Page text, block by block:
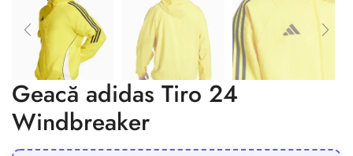
Geacă adidas Tiro 24
Windbreaker